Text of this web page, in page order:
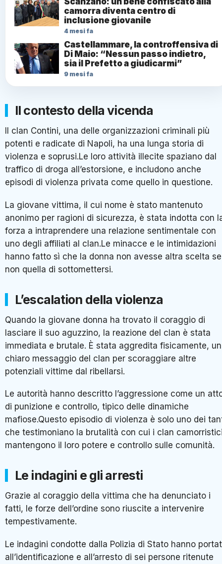
camorra diventa centro di
inclusione giovanile
4 mesi fa
Castellammare, la controffensiva di
Di Maio: “Nessun passo indietro,
sia il Prefetto a giudicarmi”
9 mesi fa
Il contesto della vicenda
Il clan Contini, una delle organizzazioni criminali più
potenti e radicate di Napoli, ha una lunga storia di
violenza e soprusi.Le loro attività illecite spaziano dal
traffico di droga all’estorsione, e includono anche
episodi di violenza privata come quello in questione.
La giovane vittima, il cui nome è stato mantenuto
anonimo per ragioni di sicurezza, è stata indotta con
forza a intraprendere una relazione sentimentale con
uno degli affiliati al clan.Le minacce e le intimidazioni
hanno fatto sì che la donna non avesse altra scelta se
non quella di sottomettersi.
L’escalation della violenza
Quando la giovane donna ha trovato il coraggio di
lasciare il suo aguzzino, la reazione del clan è stata
immediata e brutale. È stata aggredita fisicamente, un
chiaro messaggio del clan per scoraggiare altre
potenziali vittime dal ribellarsi.
Le autorità hanno descritto l’aggressione come un
di punizione e controllo, tipico delle dinamiche
mafiose.Questo episodio di violenza è solo uno dei
che testimoniano la brutalità con cui i clan
mantengono il loro potere e controllo sulle comunità.
Le indagini e gli arresti
Grazie al coraggio della vittima che ha denunciato i
fatti, le forze dell’ordine sono riuscite a intervenire
tempestivamente.
Le indagini condotte dalla Polizia di Stato hanno
all’identificazione e all’arresto di sei persone ritenute